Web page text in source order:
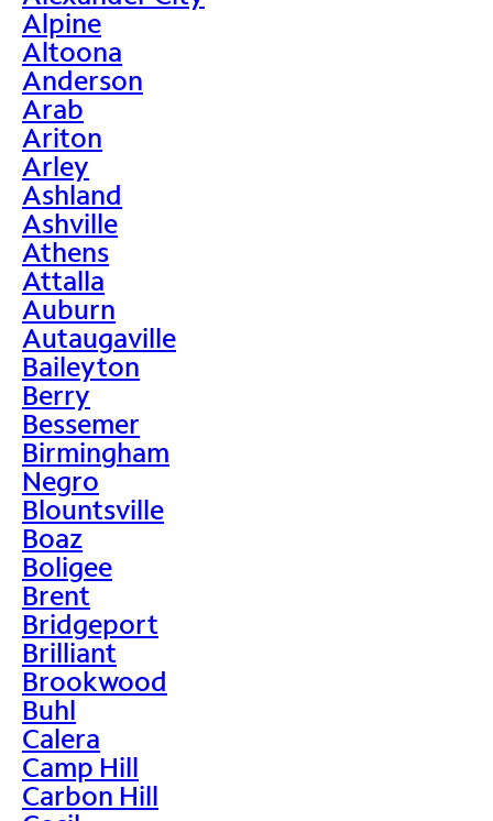
Alpine
Altoona
Anderson
Arab
Ariton
Arley
Ashland
Ashville
Athens
Attalla
Auburn
Autaugaville
Baileyton
Berry
Bessemer
Birmingham
Negro
Blountsville
Boaz
Boligee
Brent
Bridgeport
Brilliant
Brookwood
Buhl
Calera
Camp Hill
Carbon Hill